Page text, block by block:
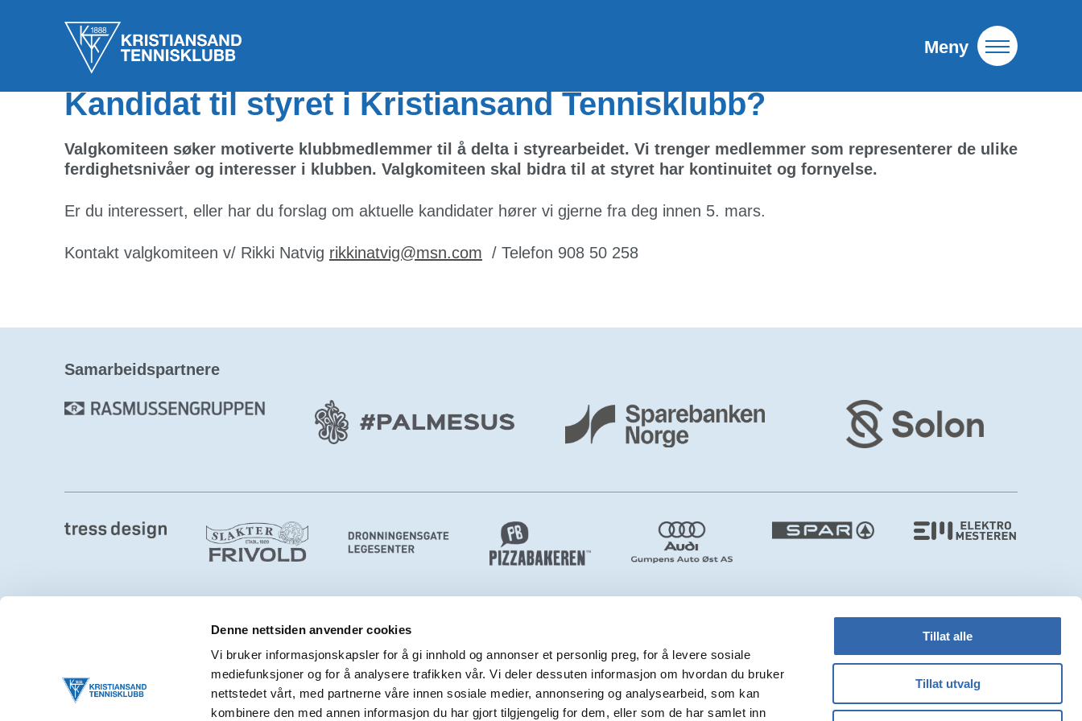
Denne nettsiden anvender cookies
Vi bruker informasjonskapsler for å gi innhold og annonser et personlig preg, for å levere sosiale
mediefunksjoner og for å analysere trafikken vår. Vi deler dessuten informasjon om hvordan du bruker
nettstedet vårt, med partnerne våre innen sosiale medier, annonsering og analysearbeid, som kan
kombinere den med annen informasjon du har gjort tilgjengelig for dem, eller som de har samlet inn
Tillat alle
Tillat utvalg
Meny
12. feb. 2023
Kandidat til styret i Kristiansand Tennisklubb?
Valgkomiteen søker motiverte klubbmedlemmer til å delta i styrearbeidet. Vi trenger medlemmer som representerer de ulike
ferdighetsnivåer og interesser i klubben. Valgkomiteen skal bidra til at styret har kontinuitet og fornyelse.
Er du interessert, eller har du forslag om aktuelle kandidater hører vi gjerne fra deg innen 5. mars.
Kontakt valgkomiteen v/ Rikki Natvig rikkinatvig@msn.com / Telefon 908 50 258
Samarbeidspartnere
Kristiansand Tennisklubb
Østre Ringvei 2, 4632 Kristiansand S
post@ktk.no
Webdesign:Tress Design/ CMS:Monoform